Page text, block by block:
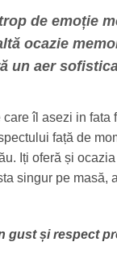
de emoție
ocazie
un aer
îl asezi in
față de
Iți oferă și
singur pe masă,
gust și respect